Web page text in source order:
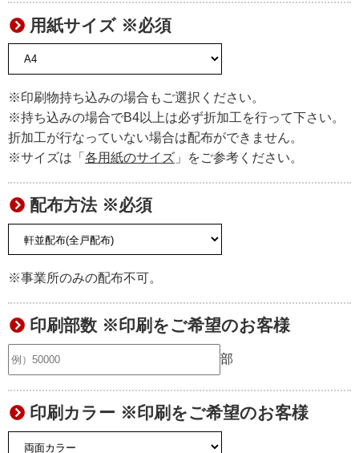
用紙サイズ ※必須
※印刷物持ち込みの場合もご選択ください。
※持ち込みの場合でB4以上は必ず折加工を行って下さい。
折加工が行なっていない場合は配布ができません。
※サイズは「 各用紙のサイズ 」をご参考ください。
配布方法 ※必須
※事業所のみの配布不可。
印刷部数 ※印刷をご希望のお客様
部
印刷カラー ※印刷をご希望のお客様